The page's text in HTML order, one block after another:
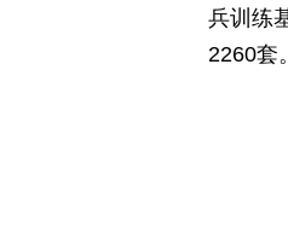
兵训练
2260套。